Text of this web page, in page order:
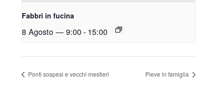
Fabbri in fucina
8 Agosto — 9:00- 15:00
Ponti sospesi e vecchi mestieri Pieve in famiglia